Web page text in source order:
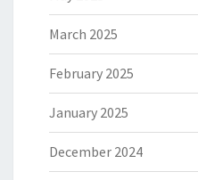
March 2025
February 2025
January 2025
December 2024